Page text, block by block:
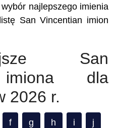
najlepszego imienia
San Vincentian imion
San
imiona dla
2026 r.
f g h i j